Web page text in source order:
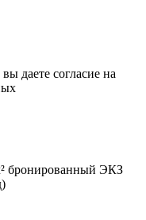
даете согласие на
бронированный ЭКЗ